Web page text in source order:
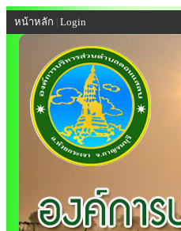
หน้าหลัก Login